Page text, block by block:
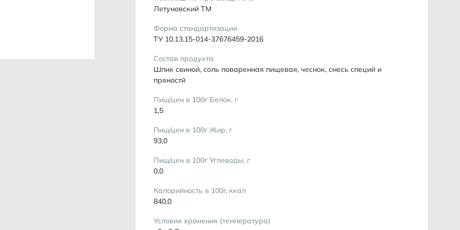
Летуновский ТМ
Форма стандартизации
ТУ 10.13.15-014-37676459-2016
Состав продукта
Шпик свиной, соль поваренная пищевая, чеснок, смесь специй и
пряностй
Пищ/цен в 100г Белок, г
1,5
Пищ/цен в 100г Жир, г
93,0
Пищ/цен в 100г Углеводы, г
0,0
Калорийность в 100г, ккал
840,0
Условия хранения (температура)